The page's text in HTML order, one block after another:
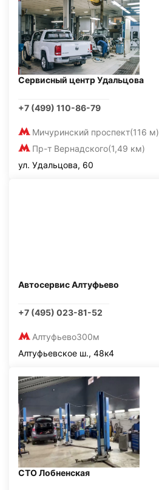
Сервисный центр Удальцова
+7 (499) 110-86-79
Мичуринский проспект(116 м)
Пр-т Вернадского(1,49 км)
ул. Удальцова, 60
Автосервис Алтуфьево
+7 (495) 023-81-52
Алтуфьево300м
Алтуфьевское ш., 48к4
СТО Лобненская